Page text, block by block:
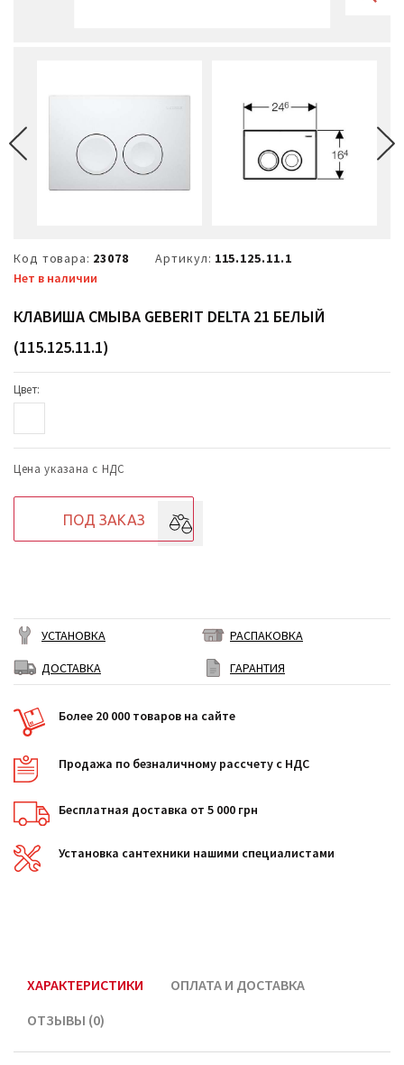
Код товара: 23078 Артикул: 115.125.11.1
Нет в наличии
КЛАВИША СМЫВА GEBERIT DELTA 21 БЕЛЫЙ
(115.125.11.1)
Цвет:
Цена указана с НДС
ПОД ЗАКАЗ
УСТАНОВКА
РАСПАКОВКА
ДОСТАВКА
ГАРАНТИЯ
Более 20 000 товаров на сайте
Продажа по безналичному рассчету с НДС
Бесплатная доставка от 5 000 грн
Установка сантехники нашими специалистами
ХАРАКТЕРИСТИКИ
ОПЛАТА И ДОСТАВКА
ОТЗЫВЫ (0)